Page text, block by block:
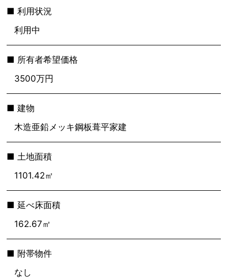
利用状況
利用中
所有者希望価格
3500万円
建物
木造亜鉛メッキ鋼板葺平家建
土地面積
1101.42㎡
延べ床面積
162.67㎡
附帯物件
なし